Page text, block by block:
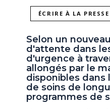
ÉCRIRE À LA
Selon un
d'attente dans
d'urgence à
allongés par le
disponibles
de soins de
programmes de